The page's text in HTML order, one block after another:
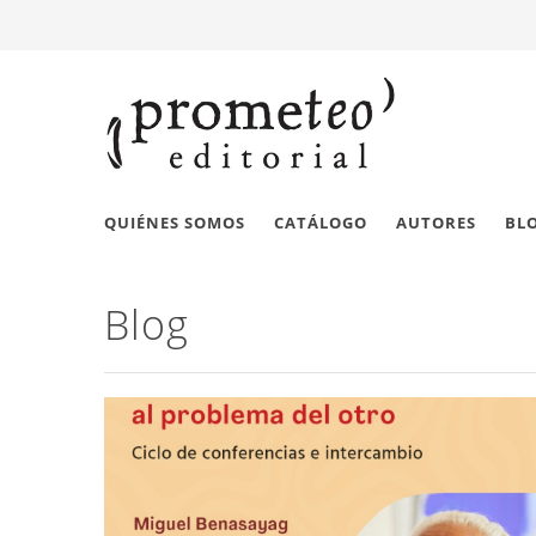
QUIÉNES SOMOS CATÁLOGO AUTORES
Blog